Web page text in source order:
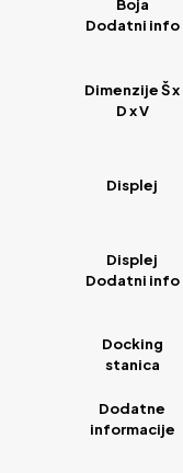
Boja
Dodatni info
Dimenzije Š x
D x V
Displej
Displej
Dodatni info
Docking
stanica
Dodatne
informacije